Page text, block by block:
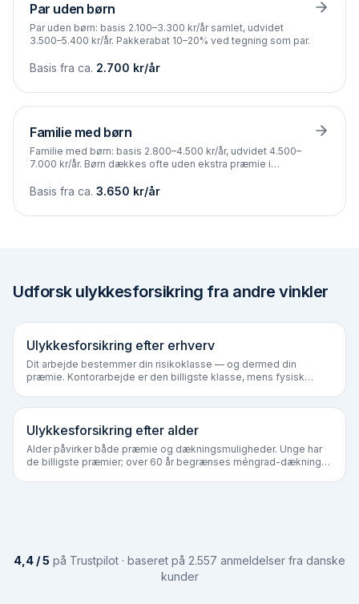
Par uden børn
Par uden børn: basis 2.100–3.300 kr/år samlet, udvidet
3.500–5.400 kr/år. Pakkerabat 10–20% ved tegning som par.
Basis fra ca. 2.700 kr/år
Familie med børn
Familie med børn: basis 2.800–4.500 kr/år, udvidet 4.500–
7.000 kr/år. Børn dækkes ofte uden ekstra præmie i
Basis fra ca. 3.650 kr/år
Udforsk ulykkesforsikring fra andre vinkler
Ulykkesforsikring efter erhverv
Dit arbejde bestemmer din risikoklasse — og dermed din
præmie. Kontorarbejde er den billigste klasse, mens fysisk
Ulykkesforsikring efter alder
Alder påvirker både præmie og dækningsmuligheder. Unge har
de billigste præmier; over 60 år begrænses méngrad-dækning
4,4 / 5 på Trustpilot · baseret på 2.557 anmeldelser fra danske
kunder